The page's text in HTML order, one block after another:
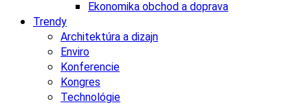
Ekonomika obchod a doprava
Trendy
Architektúra a dizajn
Enviro
Konferencie
Kongres
Technológie